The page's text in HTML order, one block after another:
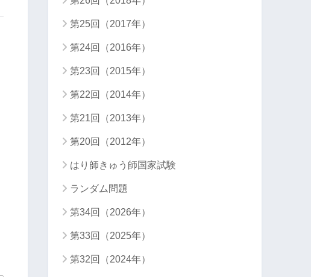
第25回（2017年）
第24回（2016年）
第23回（2015年）
第22回（2014年）
第21回（2013年）
第20回（2012年）
はり師きゅう師国家試験
ランダム問題
第34回（2026年）
第33回（2025年）
第32回（2024年）